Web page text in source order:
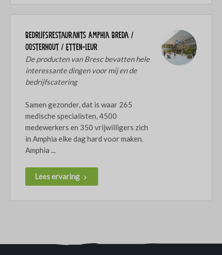
Bedrijfsrestaurants Amphia Breda /
Oosterhout / Etten-Leur
De producten van Bresc bevatten hele
interessante dingen voor mij en de
bedrijfscatering
Samen gezonder, dat is waar 265
medische specialisten, 4500
medewerkers en 350 vrijwilligers zich
in Amphia elke dag hard voor maken.
Amphia ...
Lees ervaring